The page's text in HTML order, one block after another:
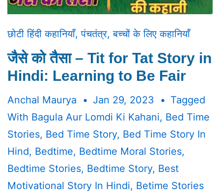
छोटी हिंदी कहानियाँ,पंचतंत्र,बच्चों के लिए कहानियाँ
जैसे को तैसा – Tit for Tat Story in
Hindi: Learning to Be Fair
Anchal Maurya Jan 29, 2023
Tagged
With Bagula Aur Lomdi Ki Kahani, Bed Time
Stories, Bed Time Story, Bed Time Story In
Hind, Bedtime, Bedtime Moral Stories,
Bedtime Stories, Bedtime Story, Best
Motivational Story In Hindi, Betime Stories